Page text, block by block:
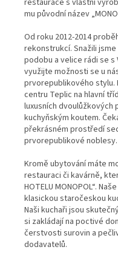
restaurace s vlastní
mu původní název
Od roku 2012-2014
rekonstrukcí. Snažili
podobu a velice rádi se s
využijte možnosti se u
prvorepublikového stylu.
centru Teplic na hlavní
luxusních dvoulůžkových
kuchyňským koutem.
překrásném prostředí
prvorepublikové noblesy.
Kromě ubytování máte
restauraci či kavárně,
HOTELU MONOPOL“.
klasickou staročeskou
Naši kuchaři jsou
si zakládají na poctivé
čerstvosti surovin a
dodavatelů.